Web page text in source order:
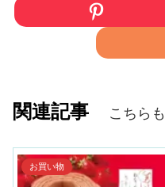
関連記事 こちら
お買い物